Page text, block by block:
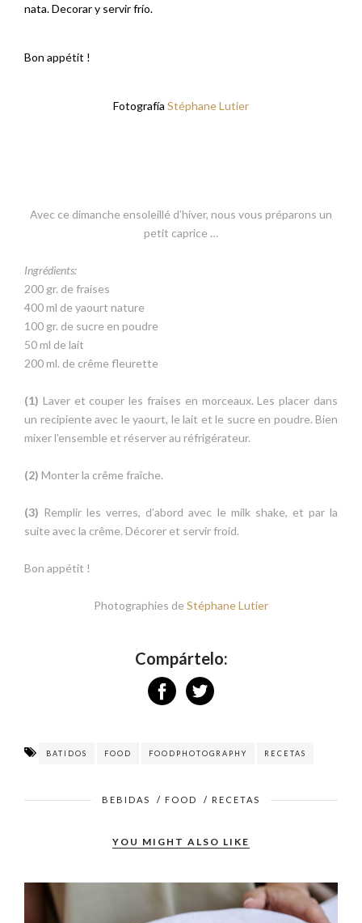
nata. Decorar y servir frío.
Bon appétit !
Fotografía Stéphane Lutier
Avec ce dimanche ensoleillé d’hiver, nous vous préparons un
petit caprice …
Ingrédients:
200 gr. de fraises
400 ml de yaourt nature
100 gr. de sucre en poudre
50 ml de lait
200 ml. de crême fleurette
(1) Laver et couper les fraises en morceaux. Les placer dans
un recipiente avec le yaourt, le lait et le sucre en poudre. Bien
mixer l’ensemble et réserver au réfrigérateur.
(2) Monter la crême fraîche.
(3) Remplir les verres, d’abord avec le milk shake, et par la
suite avec la crême. Décorer et servir froid.
Bon appétit !
Photographies de Stéphane Lutier
Compártelo:
BATIDOS FOOD FOODPHOTOGRAPHY RECETAS
BEBIDAS / FOOD / RECETAS
YOU MIGHT ALSO LIKE